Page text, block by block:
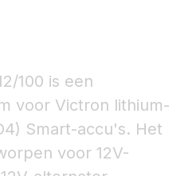
100 is een
voor Victron lithium-
Smart-accu's. Het
voor 12V-